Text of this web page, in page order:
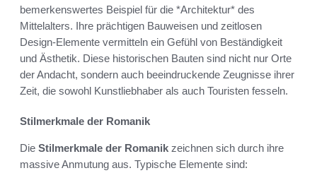
bemerkenswertes Beispiel für die *Architektur* des
Mittelalters. Ihre prächtigen Bauweisen und zeitlosen
Design-Elemente vermitteln ein Gefühl von Beständigkeit
und Ästhetik. Diese historischen Bauten sind nicht nur Orte
der Andacht, sondern auch beeindruckende Zeugnisse ihrer
Zeit, die sowohl Kunstliebhaber als auch Touristen fesseln.
Stilmerkmale der Romanik
Die Stilmerkmale der Romanik zeichnen sich durch ihre
massive Anmutung aus. Typische Elemente sind: